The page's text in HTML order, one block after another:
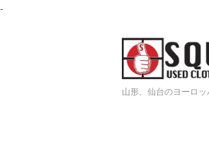
-
山形、仙台のヨーロ